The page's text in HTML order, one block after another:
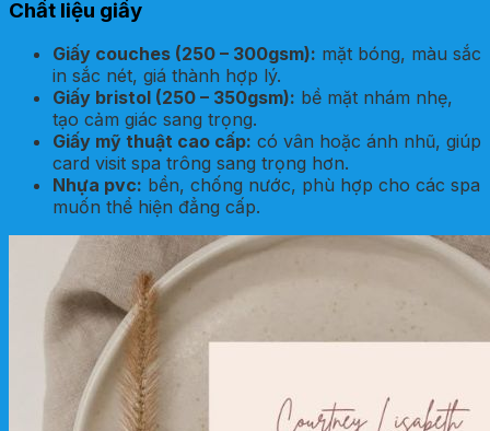
Chất liệu giấy
Giấy couches (250 – 300gsm): mặt bóng, màu sắc
in sắc nét, giá thành hợp lý.
Giấy bristol (250 – 350gsm): bề mặt nhám nhẹ,
tạo cảm giác sang trọng.
Giấy mỹ thuật cao cấp: có vân hoặc ánh nhũ, giúp
card visit spa trông sang trọng hơn.
Nhựa pvc: bền, chống nước, phù hợp cho các spa
muốn thể hiện đẳng cấp.